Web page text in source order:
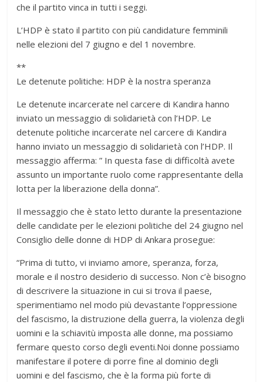
che il partito vinca in tutti i seggi.
L’HDP è stato il partito con più candidature femminili
nelle elezioni del 7 giugno e del 1 novembre.
**
Le detenute politiche: HDP è la nostra speranza
Le detenute incarcerate nel carcere di Kandira hanno
inviato un messaggio di solidarietà con l’HDP. Le
detenute politiche incarcerate nel carcere di Kandira
hanno inviato un messaggio di solidarietà con l’HDP. Il
messaggio afferma: ” In questa fase di difficoltà avete
assunto un importante ruolo come rappresentante della
lotta per la liberazione della donna”.
Il messaggio che è stato letto durante la presentazione
delle candidate per le elezioni politiche del 24 giugno nel
Consiglio delle donne di HDP di Ankara prosegue:
“Prima di tutto, vi inviamo amore, speranza, forza,
morale e il nostro desiderio di successo. Non c’è bisogno
di descrivere la situazione in cui si trova il paese,
sperimentiamo nel modo più devastante l’oppressione
del fascismo, la distruzione della guerra, la violenza degli
uomini e la schiavitù imposta alle donne, ma possiamo
fermare questo corso degli eventi.Noi donne possiamo
manifestare il potere di porre fine al dominio degli
uomini e del fascismo, che è la forma più forte di